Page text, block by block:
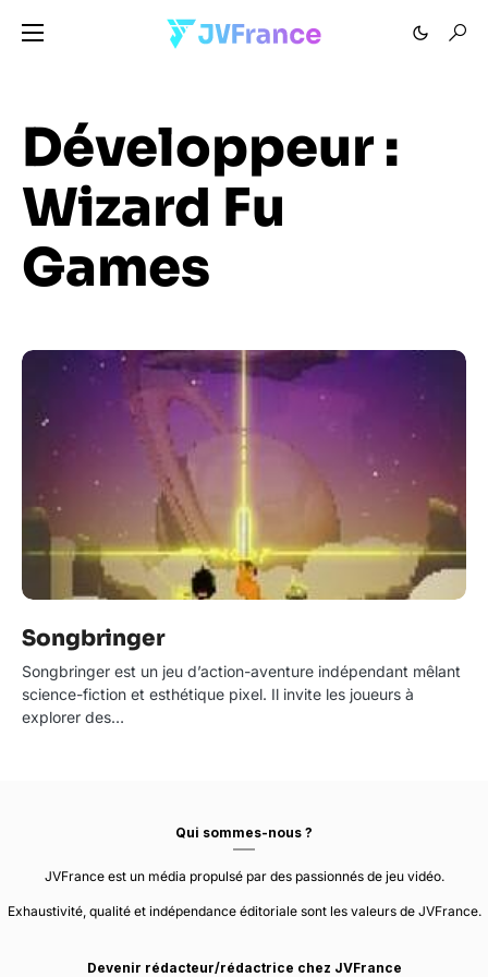
Développeur :
Wizard Fu
Games
Songbringer
Songbringer est un jeu d’action-aventure indépendant mêlant
science-fiction et esthétique pixel. Il invite les joueurs à
explorer des…
Qui sommes-nous ?
JVFrance est un média propulsé par des passionnés de jeu vidéo.
Exhaustivité, qualité et indépendance éditoriale sont les valeurs de JVFrance.
Devenir rédacteur/rédactrice chez JVFrance